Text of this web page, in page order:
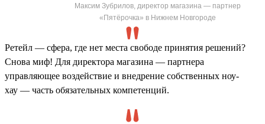
Максим Зубрилов, директор магазина — партнер
«Пятёрочка» в Нижнем Новгороде
Ретейл — сфера, где нет места свободе принятия решений?
Снова миф! Для директора магазина — партнера
управляющее воздействие и внедрение собственных ноу-
хау — часть обязательных компетенций.